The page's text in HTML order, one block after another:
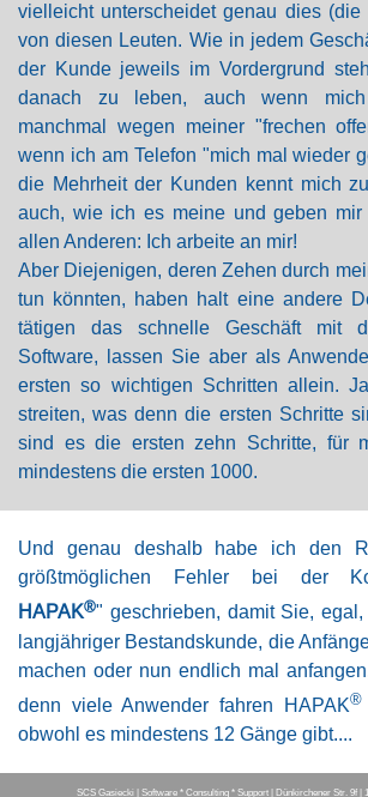
vielleicht unterscheidet genau dies (die
von diesen Leuten. Wie in jedem
der Kunde jeweils im Vordergrund
danach zu leben, auch wenn
manchmal wegen meiner "frechen
wenn ich am Telefon "mich mal wieder
die Mehrheit der Kunden kennt mich
auch, wie ich es meine und geben mir
allen Anderen: Ich arbeite an mir!
Aber Diejenigen, deren Zehen durch
tun könnten, haben halt eine andere
tätigen das schnelle Geschäft mit
Software, lassen Sie aber als
ersten so wichtigen Schritten allein.
streiten, was denn die ersten Schritte
sind es die ersten zehn Schritte, für
mindestens die ersten 1000.
Und genau deshalb habe ich den
größtmöglichen Fehler bei der
HAPAK®" geschrieben, damit Sie,
langjähriger Bestandskunde, die
machen oder nun endlich mal
denn viele Anwender fahren
HAPAK®
obwohl es mindestens 12 Gänge gibt....
SCS Gasiecki | Software * Consulting * Support | Dünkirchener Str. 9f |